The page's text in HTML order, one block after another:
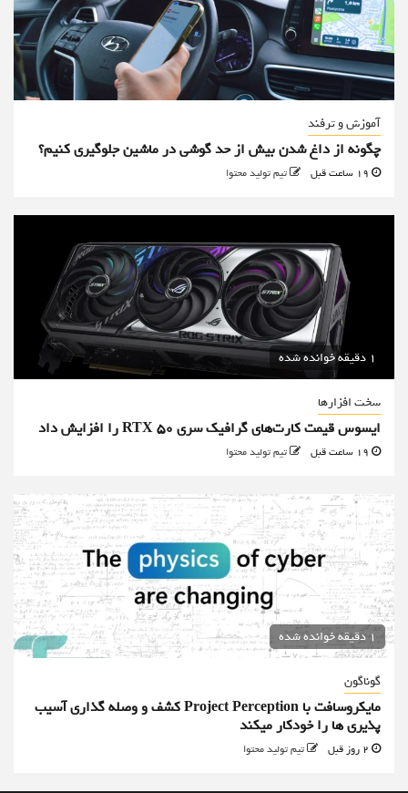
آموزش و ترفند
چگونه از داغ شدن بیش از حد گوشی در ماشین جلوگیری کنیم؟
تیم تولید محتوا
1 دقیقه خوانده شده
سخت افزارها
ایسوس قیمت کارت‌های گرافیک سری RTX 50 را افزایش داد
تیم تولید محتوا
1 دقیقه خوانده شده
گوناگون
مایکروسافت با Project Perception کشف و وصله گذاری آسیب
پذیری ها را خودکار میکند
تیم تولید محتوا